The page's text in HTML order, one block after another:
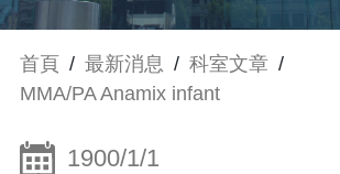
首頁 / 最新消息 / 科室文章 /
MMA/PA Anamix infant
1900/1/1